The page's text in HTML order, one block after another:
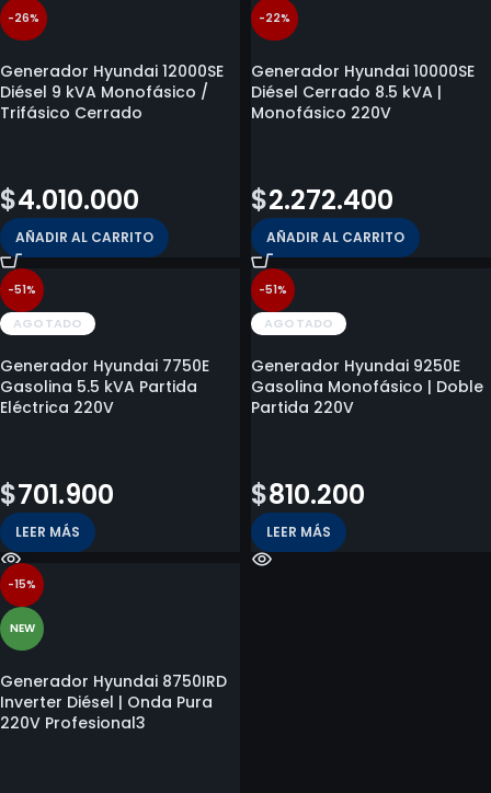
-26%
Generador Hyundai 12000SE
Diésel 9 kVA Monofásico /
Trifásico Cerrado
$4.010.000
AÑADIR AL CARRITO
-22%
Generador Hyundai 10000SE
Diésel Cerrado 8.5 kVA |
Monofásico 220V
$2.272.400
AÑADIR AL CARRITO
-51%
AGOTADO
Generador Hyundai 7750E
Gasolina 5.5 kVA Partida
Eléctrica 220V
$701.900
LEER MÁS
-51%
AGOTADO
Generador Hyundai 9250E
Gasolina Monofásico | Doble
Partida 220V
$810.200
LEER MÁS
-15%
NEW
Generador Hyundai 8750IRD
Inverter Diésel | Onda Pura
220V Profesional3